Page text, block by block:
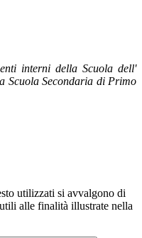
interni della Scuola dell'
Scuola Secondaria di Primo
utilizzati si avvalgono di
alle finalità illustrate nella